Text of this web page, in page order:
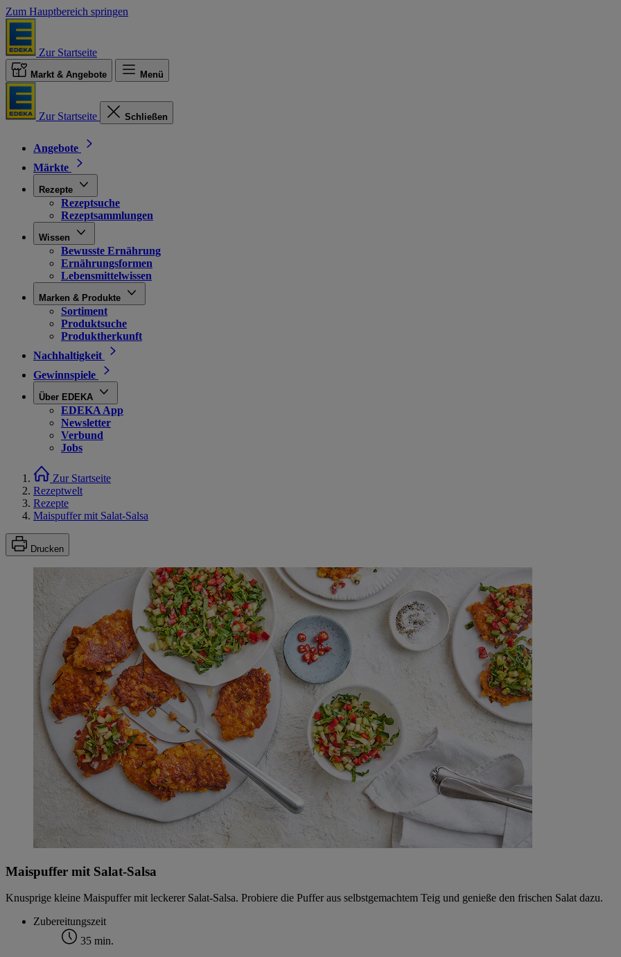
Zum Hauptbereich springen
Zur Startseite
Markt & Angebote Menü
Zur Startseite Schließen
Angebote
Märkte
Rezepte
Rezeptsuche
Rezeptsammlungen
Wissen
Bewusste Ernährung
Ernährungsformen
Lebensmittelwissen
Marken & Produkte
Sortiment
Produktsuche
Produktherkunft
Nachhaltigkeit
Gewinnspiele
Über EDEKA
EDEKA App
Newsletter
Verbund
Jobs
Zur Startseite
Rezeptwelt
Rezepte
Maispuffer mit Salat-Salsa
Drucken
Maispuffer mit Salat-Salsa
Knusprige kleine Maispuffer mit leckerer Salat-Salsa. Probiere die Puffer aus selbstgemachtem Teig und genieße den frischen Salat dazu.
Zubereitungszeit
35 min.